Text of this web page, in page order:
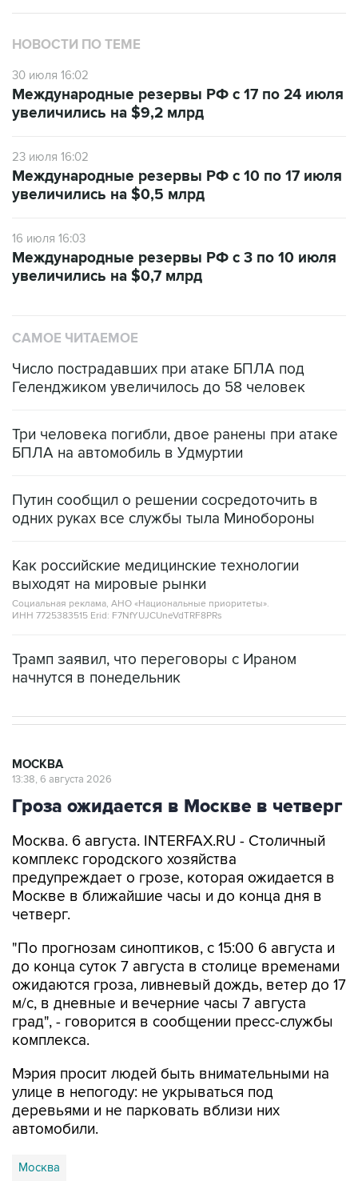
НОВОСТИ ПО ТЕМЕ
30 июля 16:02
Международные резервы РФ с 17 по 24 июля
увеличились на $9,2 млрд
23 июля 16:02
Международные резервы РФ с 10 по 17 июля
увеличились на $0,5 млрд
16 июля 16:03
Международные резервы РФ с 3 по 10 июля
увеличились на $0,7 млрд
САМОЕ ЧИТАЕМОЕ
Число пострадавших при атаке БПЛА под
Геленджиком увеличилось до 58 человек
Три человека погибли, двое ранены при атаке
БПЛА на автомобиль в Удмуртии
Путин сообщил о решении сосредоточить в
одних руках все службы тыла Минобороны
Как российские медицинские технологии
выходят на мировые рынки
Социальная реклама, АНО «Национальные приоритеты».
ИНН 7725383515 Erid: F7NfYUJCUneVdTRF8PRs
Трамп заявил, что переговоры с Ираном
начнутся в понедельник
МОСКВА
13:38, 6 августа 2026
Гроза ожидается в Москве в четверг
Москва. 6 августа. INTERFAX.RU - Столичный
комплекс городского хозяйства
предупреждает о грозе, которая ожидается в
Москве в ближайшие часы и до конца дня в
четверг.
"По прогнозам синоптиков, с 15:00 6 августа и
до конца суток 7 августа в столице временами
ожидаются гроза, ливневый дождь, ветер до 17
м/с, в дневные и вечерние часы 7 августа
град", - говорится в сообщении пресс-службы
комплекса.
Мэрия просит людей быть внимательными на
улице в непогоду: не укрываться под
деревьями и не парковать вблизи них
автомобили.
Москва